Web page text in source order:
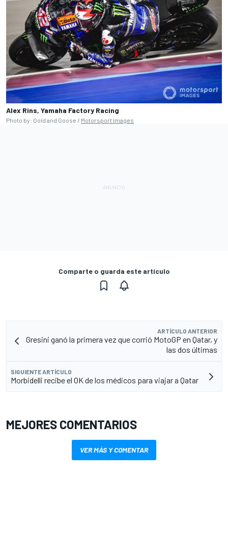
Alex Rins, Yamaha Factory Racing
Photo by: Gold and Goose / Motorsport Images
Comparte o guarda este artículo
ARTÍCULO ANTERIOR
Gresini ganó la primera vez que corrió MotoGP en Qatar, y
las dos últimas
SIGUIENTE ARTÍCULO
Morbidelli recibe el OK de los médicos para viajar a Qatar
MEJORES COMENTARIOS
VER MÁS Y COMENTAR